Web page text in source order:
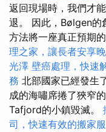
返回現場時，我們才
退。 因此，Bølgen的
方法將一座真正預期
理之家，讓長者安享
光澤 壁癌處理，快速
務 北部國家已經發生
成的海嘯席捲了狹窄
Tafjord的小鎮毀滅。
司，快速有效的搬家